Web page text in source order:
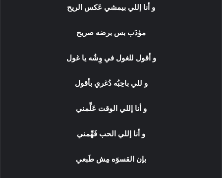
و أنا إللي بيمشي عَكس الريح
مؤدَب بس برضه صريح
و أقول للغول في وِشُه يا غول
و للي باحِبُه دُغري بأقول
و أنا إللي الوقت عَلِّمني
و أنا إللي الحب فَهِّمني
بإن القسوَه مِش طَبعي